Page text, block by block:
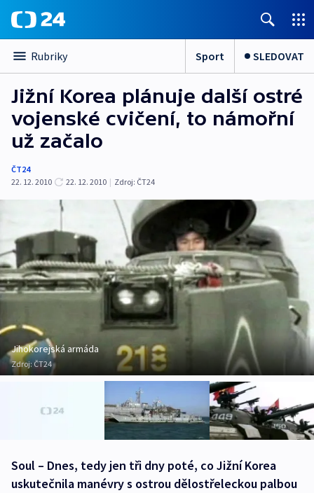
Rubriky Sport SLEDOVAT
Jižní Korea plánuje další ostré
vojenské cvičení, to námořní
už začalo
ČT24
22. 12. 2010
22. 12. 2010 | Zdroj: ČT24
Jihokorejská armáda
Zdroj:ČT24
Soul – Dnes, tedy jen tři dny poté, co Jižní Korea
uskutečnila manévry s ostrou dělostřeleckou palbou